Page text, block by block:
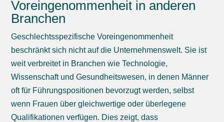
Voreingenommenheit in anderen
Branchen
Geschlechtsspezifische Voreingenommenheit
beschränkt sich nicht auf die Unternehmenswelt. Sie ist
weit verbreitet in Branchen wie Technologie,
Wissenschaft und Gesundheitswesen, in denen Männer
oft für Führungspositionen bevorzugt werden, selbst
wenn Frauen über gleichwertige oder überlegene
Qualifikationen verfügen. Dies zeigt, dass